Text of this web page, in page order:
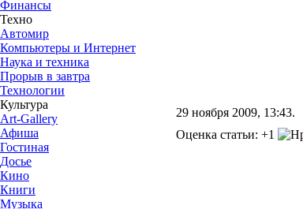
Финансы
Техно
Автомир
Компьютеры и Интернет
Наука и техника
Прорыв в завтра
Технологии
Культура
Art-Gallery
Афиша
Гостиная
Досье
Кино
Книги
Музыка
29 ноября 2009, 13:43.
Оценка статьи: +1